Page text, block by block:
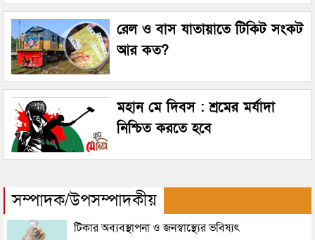
রেল ও বাস যাতায়াতে টিকিট সংকট
আর কত?
মহান মে দিবস : শ্রমের মর্যাদা
নিশ্চিত করতে হবে
সম্পাদক/উপসম্পাদকীয়
টিকার অব্যবস্থাপনা ও জনস্বাস্থ্যের ভবিষ্যৎ